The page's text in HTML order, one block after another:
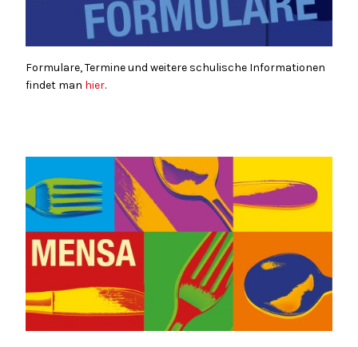
Formulare, Termine und weitere schulische Informationen
findet man hier.